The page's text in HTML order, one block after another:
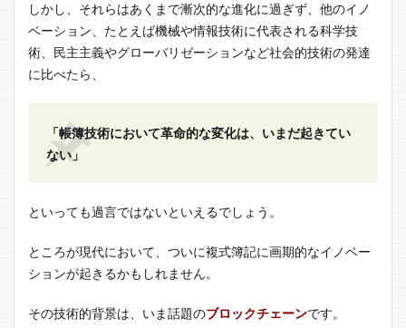
しかし、それらはあくまで漸次的な進化に過ぎず、他のイノ
ベーション、たとえば機械や情報技術に代表される科学技
術、民主主義やグローバリゼーションなど社会的技術の発達
に比べたら、
「帳簿技術において革命的な変化は、いまだ起きてい
ない」
といっても過言ではないといえるでしょう。
ところが現代において、ついに複式簿記に画期的なイノベー
ションが起きるかもしれません。
その技術的背景は、いま話題のブロックチェーンです。